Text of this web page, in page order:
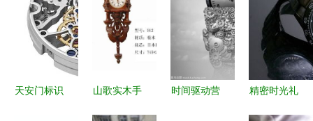
天安门标识
山歌实木手
时间驱动营
精密时光礼